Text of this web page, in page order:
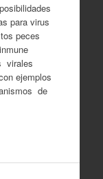
para virus
peces
virales
ejemplos
de